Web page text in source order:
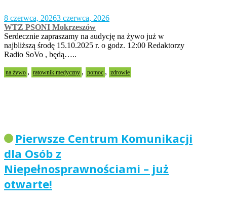
8 czerwca, 20263 czerwca, 2026
WTZ PSONI Mokrzeszów
Serdecznie zapraszamy na audycję na żywo już w
najbliższą środę 15.10.2025 r. o godz. 12:00 Redaktorzy
Radio SoVo , będą…..
na żywo , ratownik medyczny , pomoc , zdrowie
Pierwsze Centrum Komunikacji
dla Osób z
Niepełnosprawnościami – już
otwarte!